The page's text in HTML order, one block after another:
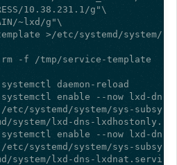
system/lxd-dns-